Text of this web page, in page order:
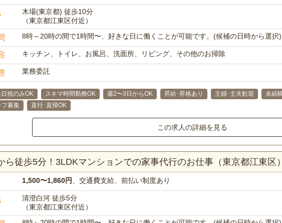
木場(東京都) 徒歩10分
（東京都江東区付近）
8時～20時の間で1時間〜、好きな日に働くことが可能です。(候補の日時から選択)
キッチン、トイレ、お風呂、洗面所、リビング、その他のお掃除
業務委託
日祝のみOK スキマ時間勤務OK 週2〜3日からOK 昇給･昇格あり 主婦･主夫歓迎 未経
フ募集
直行･直帰OK
この求人の詳細を見る
ら徒歩5分！3LDKマンションでの家事代行のお仕事（東京都江東区）
1,500〜1,860円 、交通費支給、前払い制度あり
清澄白河 徒歩5分
（東京都江東区付近）